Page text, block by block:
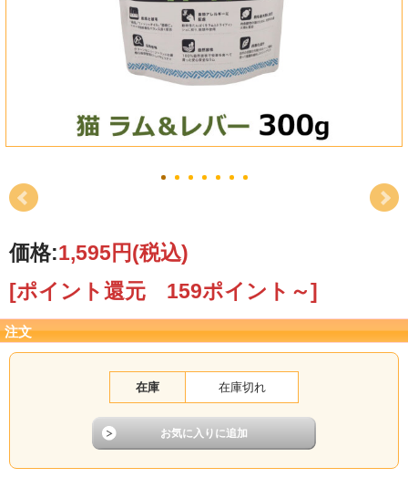
価格:1,595円(税込)
[ポイント還元 159ポイント～]
注文
在庫 在庫切れ